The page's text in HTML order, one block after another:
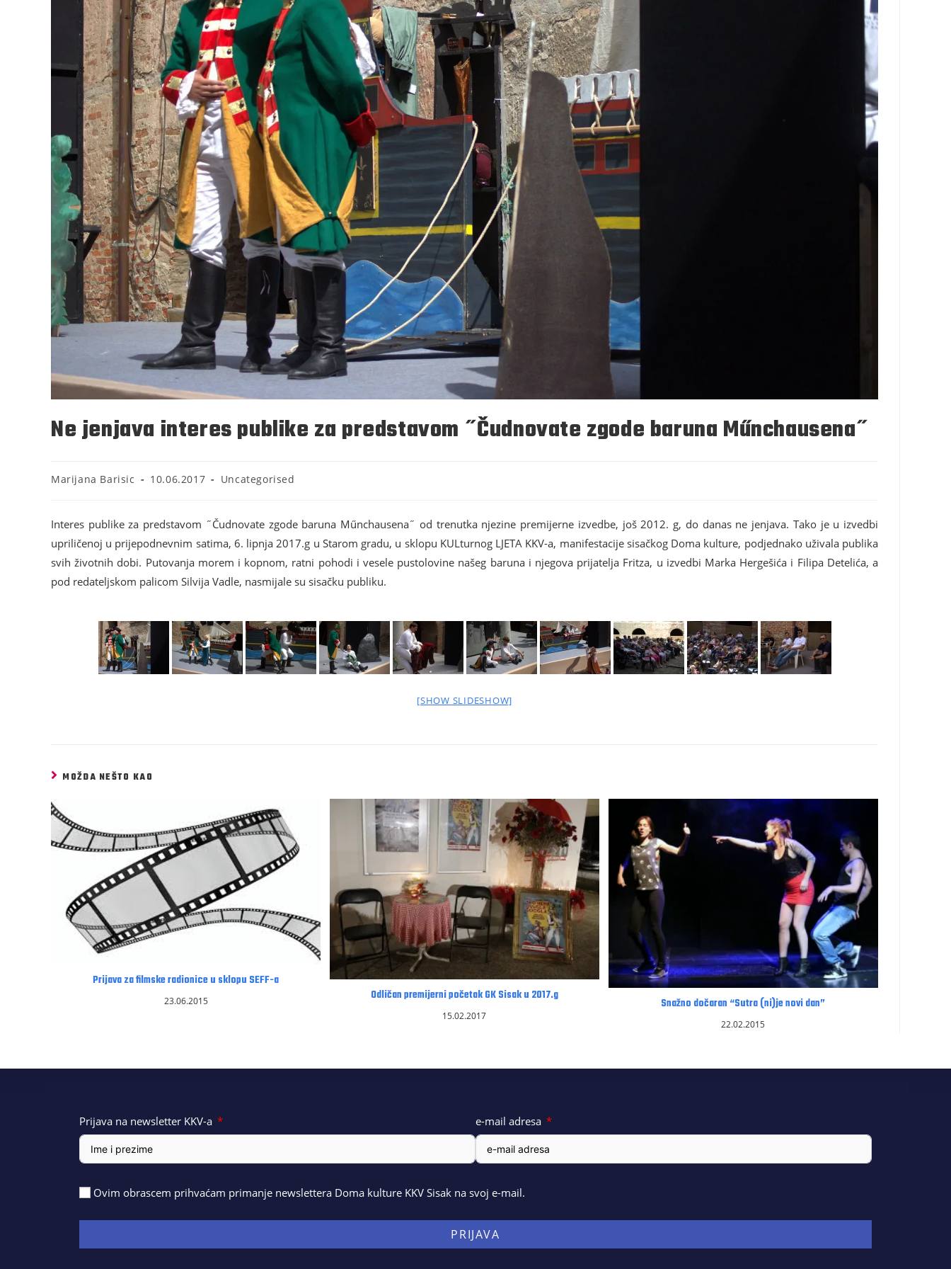
Ne jenjava interes publike za predstavom ˝Čudnovate zgode baruna Műnchausena˝
Marijana Barisic 10.06.2017 Uncategorised
Interes publike za predstavom ˝Čudnovate zgode baruna Műnchausena˝ od trenutka njezine premijerne izvedbe, još 2012. g, do danas ne jenjava. Tako je u izvedbi
upriličenoj u prijepodnevnim satima, 6. lipnja 2017.g u Starom gradu, u sklopu KULturnog LJETA KKV-a, manifestacije sisačkog Doma kulture, podjednako uživala publika
svih životnih dobi. Putovanja morem i kopnom, ratni pohodi i vesele pustolovine našeg baruna i njegova prijatelja Fritza, u izvedbi Marka Hergešića i Filipa Detelića, a
pod redateljskom palicom Silvija Vadle, nasmijale su sisačku publiku.
[SHOW SLIDESHOW]
MOŽDA NEŠTO KAO
Prijava za filmske radionice u sklopu SEFF-a
23.06.2015 Odličan premijerni početak GK Sisak u 2017.g
15.02.2017
Snažno dočaran “Sutra (ni)je novi dan”
22.02.2015
Prijava na newsletter KKV-a e-mail adresa
Ovim obrascem prihvaćam primanje newslettera Doma kulture KKV Sisak na svoj e-mail.
PRIJAVA